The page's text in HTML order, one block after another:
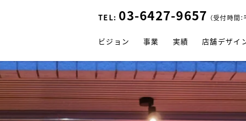
TEL: 03-6427-9657 （受付時間
ビジョン 事業 実績 店舗デザイ